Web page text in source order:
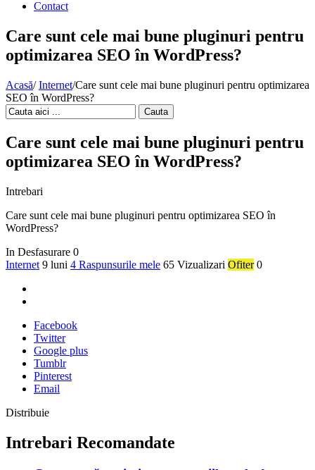
Contact
Care sunt cele mai bune pluginuri pentru
optimizarea SEO în WordPress?
Acasă/ Internet/Care sunt cele mai bune pluginuri pentru optimizarea
SEO în WordPress?
Cauta
Care sunt cele mai bune pluginuri pentru
optimizarea SEO în WordPress?
Intrebari
Care sunt cele mai bune pluginuri pentru optimizarea SEO în
WordPress?
In Desfasurare 0
Internet 9 luni 4 Raspunsurile mele 65 Vizualizari Ofiter 0
Facebook
Twitter
Google plus
Tumblr
Pinterest
Email
Distribuie
Intrebari Recomandate